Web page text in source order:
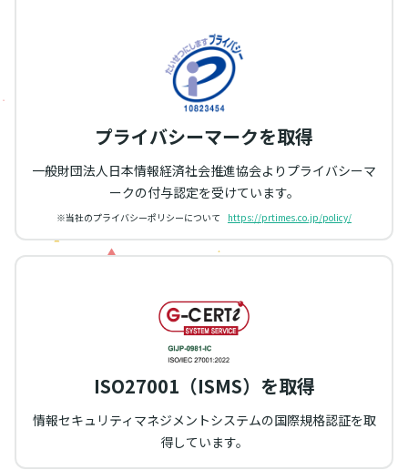
プライバシーマークを取得
一般財団法人日本情報経済社会推進協会よりプライバシーマ
ークの付与認定を受けています。
※当社のプライバシーポリシーについて https://prtimes.co.jp/policy/
ISO27001（ISMS）を取得
情報セキュリティマネジメントシステムの国際規格認証を取
得しています。